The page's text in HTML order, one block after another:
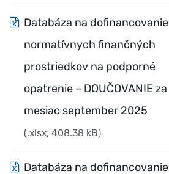
Databáza na dofinancovanie
normatívnych finančných
prostriedkov na podporné
opatrenie – DOUČOVANIE za
mesiac september 2025
(.xlsx, 408.38 kB)
Databáza na dofinancovanie